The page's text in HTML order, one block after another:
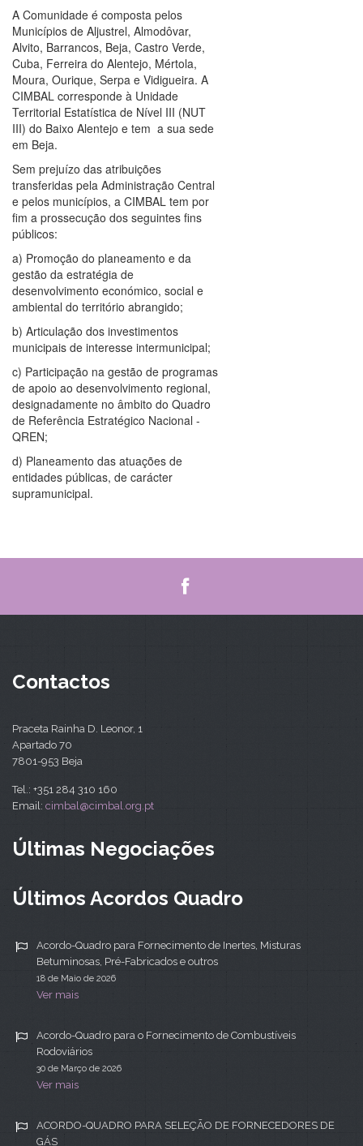
A Comunidade é composta pelos
Municípios de Aljustrel, Almodôvar,
Alvito, Barrancos, Beja, Castro Verde,
Cuba, Ferreira do Alentejo, Mértola,
Moura, Ourique, Serpa e Vidigueira. A
CIMBAL corresponde à Unidade
Territorial Estatística de Nível III (NUT
III) do Baixo Alentejo e tem a sua sede
em Beja.
Sem prejuízo das atribuições
transferidas pela Administração Central
e pelos municípios, a CIMBAL tem por
fim a prossecução dos seguintes fins
públicos:
a) Promoção do planeamento e da
gestão da estratégia de
desenvolvimento económico, social e
ambiental do território abrangido;
b) Articulação dos investimentos
municipais de interesse intermunicipal;
c) Participação na gestão de programas
de apoio ao desenvolvimento regional,
designadamente no âmbito do Quadro
de Referência Estratégico Nacional -
QREN;
d) Planeamento das atuações de
entidades públicas, de carácter
supramunicipal.
Contactos
Praceta Rainha D. Leonor, 1
Apartado 70
7801-953 Beja
Tel.: +351 284 310 160
Email: cimbal@cimbal.org.pt
Últimas Negociações
Últimos Acordos Quadro
Acordo-Quadro para Fornecimento de Inertes, Misturas
Betuminosas, Pré-Fabricados e outros
18 de Maio de 2026
Ver mais
Acordo-Quadro para o Fornecimento de Combustíveis
Rodoviários
30 de Março de 2026
Ver mais
ACORDO-QUADRO PARA SELEÇÃO DE FORNECEDORES DE
GÁS